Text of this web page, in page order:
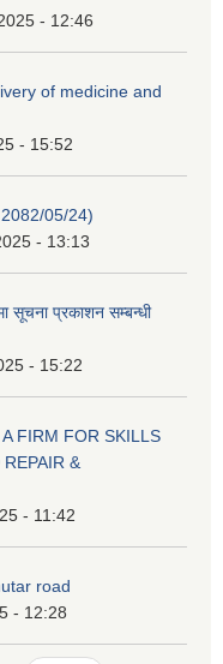
- 12:46
of medicine and
- 15:52
05/24)
- 13:13
सूचना प्रकाशन सम्बन्धी
- 15:22
FIRM FOR SKILLS
&
- 11:42
road
- 12:28